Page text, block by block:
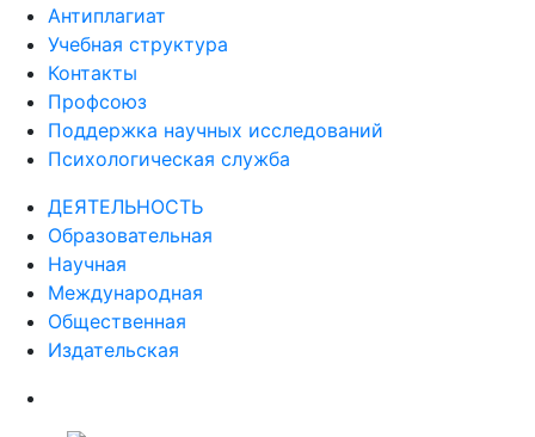
Антиплагиат
Учебная структура
Контакты
Профсоюз
Поддержка научных исследований
Психологическая служба
ДЕЯТЕЛЬНОСТЬ
Образовательная
Научная
Международная
Общественная
Издательская